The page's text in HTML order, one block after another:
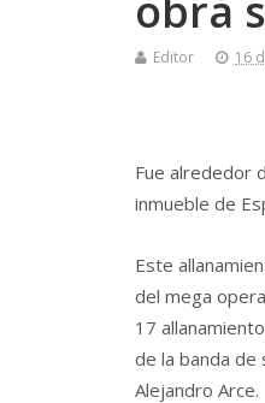
Editor 16
Fue alrededor
inmueble de
Este
del mega
17
de la banda
Alejandro Arce.